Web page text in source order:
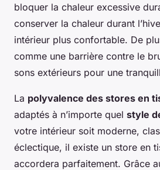
bloquer la chaleur excessive
conserver la chaleur durant
intérieur plus confortable. De
comme une barrière contre le
sons extérieurs pour une
La polyvalence des stores en
adaptés à n’importe quel style
votre intérieur soit moderne,
éclectique, il existe un store en
accordera parfaitement. Grâce